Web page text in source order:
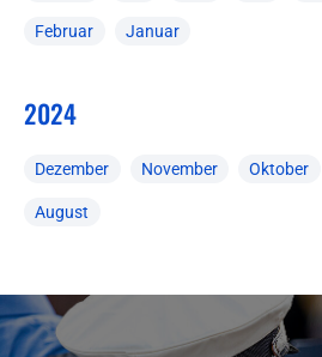
Februar Januar
2024
Dezember November Oktober
August